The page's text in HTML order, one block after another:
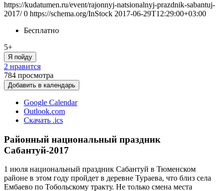
https://kudatumen.ru/event/rajonnyj-natsionalnyj-prazdnik-sabantuj-
2017/ 0 https://schema.org/InStock 2017-06-29T12:29:00+03:00
Бесплатно
5+
Я пойду
2 нравится
784 просмотра
Добавить в календарь
Google Calendar
Outlook.com
Скачать .ics
Районный национальный праздник
Сабантуй-2017
1 июля национальный праздник Сабантуй в Тюменском
районе в этом году пройдет в деревне Тураева, что близ села
Ембаево по Тобольскому тракту. Не только смена места